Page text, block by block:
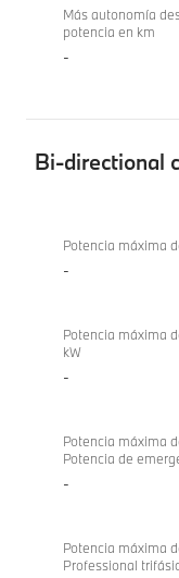
Más autonomía
potencia en km
-
Bi-directional
directional
charging
sDrive18i
Potencia máxima
-
Potencia máxima
kW
-
Potencia máxima
Potencia de
-
Potencia máxima
Professional